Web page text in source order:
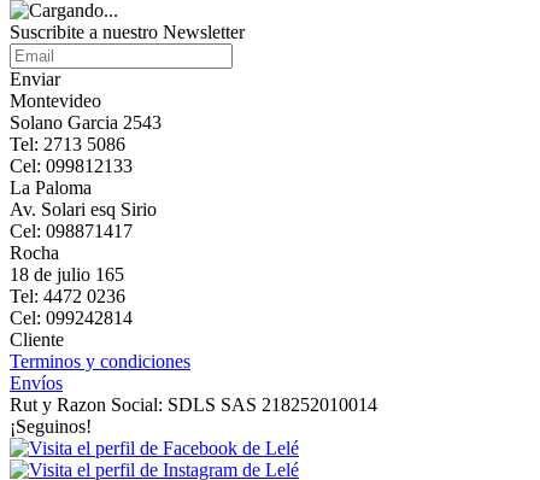
Suscribite a nuestro Newsletter
Enviar
Montevideo
Solano Garcia 2543
Tel: 2713 5086
Cel: 099812133
La Paloma
Av. Solari esq Sirio
Cel: 098871417
Rocha
18 de julio 165
Tel: 4472 0236
Cel: 099242814
Cliente
Terminos y condiciones
Envíos
Rut y Razon Social: SDLS SAS 218252010014
¡Seguinos!